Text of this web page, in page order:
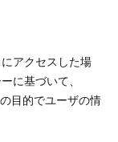
アクセスした場
に基づいて、
目的でユーザの情